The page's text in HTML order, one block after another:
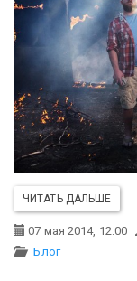
ЧИТАТЬ ДАЛЬШЕ
07 мая 2014, 12:00
Блог